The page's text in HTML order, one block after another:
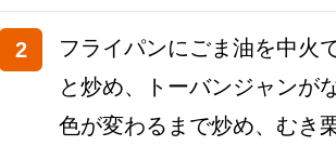
2
フライパンにごま油を中火
と炒め、トーバンジャンが
色が変わるまで炒め、むき